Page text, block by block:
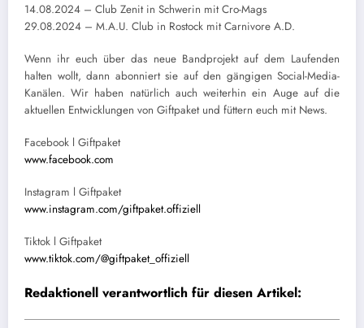
14.08.2024 – Club Zenit in Schwerin mit Cro-Mags
29.08.2024 – M.A.U. Club in Rostock mit Carnivore A.D.
Wenn ihr euch über das neue Bandprojekt auf dem Laufenden
halten wollt, dann abonniert sie auf den gängigen Social-Media-
Kanälen. Wir haben natürlich auch weiterhin ein Auge auf die
aktuellen Entwicklungen von Giftpaket und füttern euch mit News.
Facebook l Giftpaket
www.facebook.com
Instagram l Giftpaket
www.instagram.com/giftpaket.offiziell
Tiktok l Giftpaket
www.tiktok.com/@giftpaket_offiziell
Redaktionell verantwortlich für diesen Artikel: